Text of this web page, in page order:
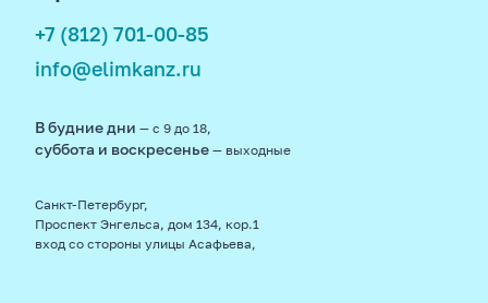
+7 (812) 701-00-85
info@elimkanz.ru
В будние дни — с 9 до 18,
суббота и воскресенье — выходные
Санкт-Петербург,
Проспект Энгельса, дом 134, кор.1
вход со стороны улицы Асафьева,